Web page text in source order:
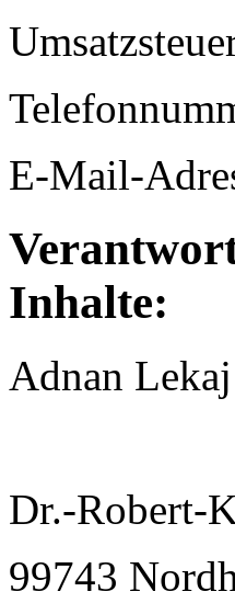
E-Mail-
Inhalte:
Adnan Lekaj
Dr.-Robert-
99743